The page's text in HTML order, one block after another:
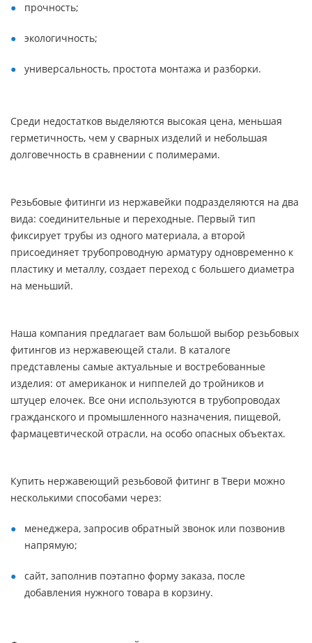
прочность;
экологичность;
универсальность, простота монтажа и разборки.
Среди недостатков выделяются высокая цена, меньшая
герметичность, чем у сварных изделий и небольшая
долговечность в сравнении с полимерами.
Резьбовые фитинги из нержавейки подразделяются на два
вида: соединительные и переходные. Первый тип
фиксирует трубы из одного материала, а второй
присоединяет трубопроводную арматуру одновременно к
пластику и металлу, создает переход с большего диаметра
на меньший.
Наша компания предлагает вам большой выбор резьбовых
фитингов из нержавеющей стали. В каталоге
представлены самые актуальные и востребованные
изделия: от американок и ниппелей до тройников и
штуцер елочек. Все они используются в трубопроводах
гражданского и промышленного назначения, пищевой,
фармацевтической отрасли, на особо опасных объектах.
Купить нержавеющий резьбовой фитинг в Твери можно
несколькими способами через:
менеджера, запросив обратный звонок или позвонив
напрямую;
сайт, заполнив поэтапно форму заказа, после
добавления нужного товара в корзину.